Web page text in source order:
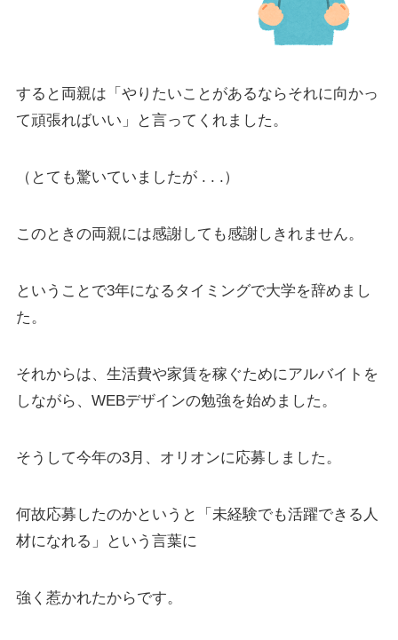
すると両親は「やりたいことがあるならそれに向かっ
て頑張ればいい」と言ってくれました。
（とても驚いていましたが . . .）
このときの両親には感謝しても感謝しきれません。
ということで3年になるタイミングで大学を辞めまし
た。
それからは、生活費や家賃を稼ぐためにアルバイトを
しながら、WEBデザインの勉強を始めました。
そうして今年の3月、オリオンに応募しました。
何故応募したのかというと「未経験でも活躍できる人
材になれる」という言葉に
強く惹かれたからです。